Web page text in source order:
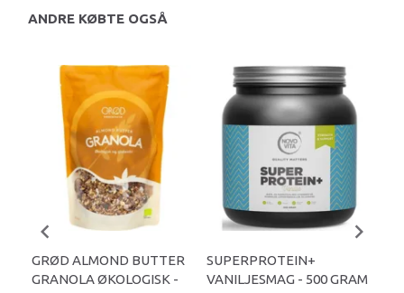
ANDRE KØBTE OGSÅ
GRØD ALMOND BUTTER
GRANOLA ØKOLOGISK -
SUPERPROTEIN+
VANILJESMAG - 500 GRAM